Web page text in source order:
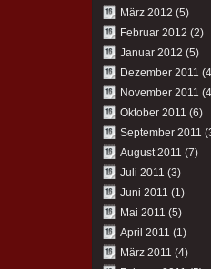
März 2012 (5)
Februar 2012 (2)
Januar 2012 (5)
Dezember 2011
November 2011
Oktober 2011 (6)
September 2011
August 2011 (7)
Juli 2011 (3)
Juni 2011 (1)
Mai 2011 (5)
April 2011 (1)
März 2011 (4)